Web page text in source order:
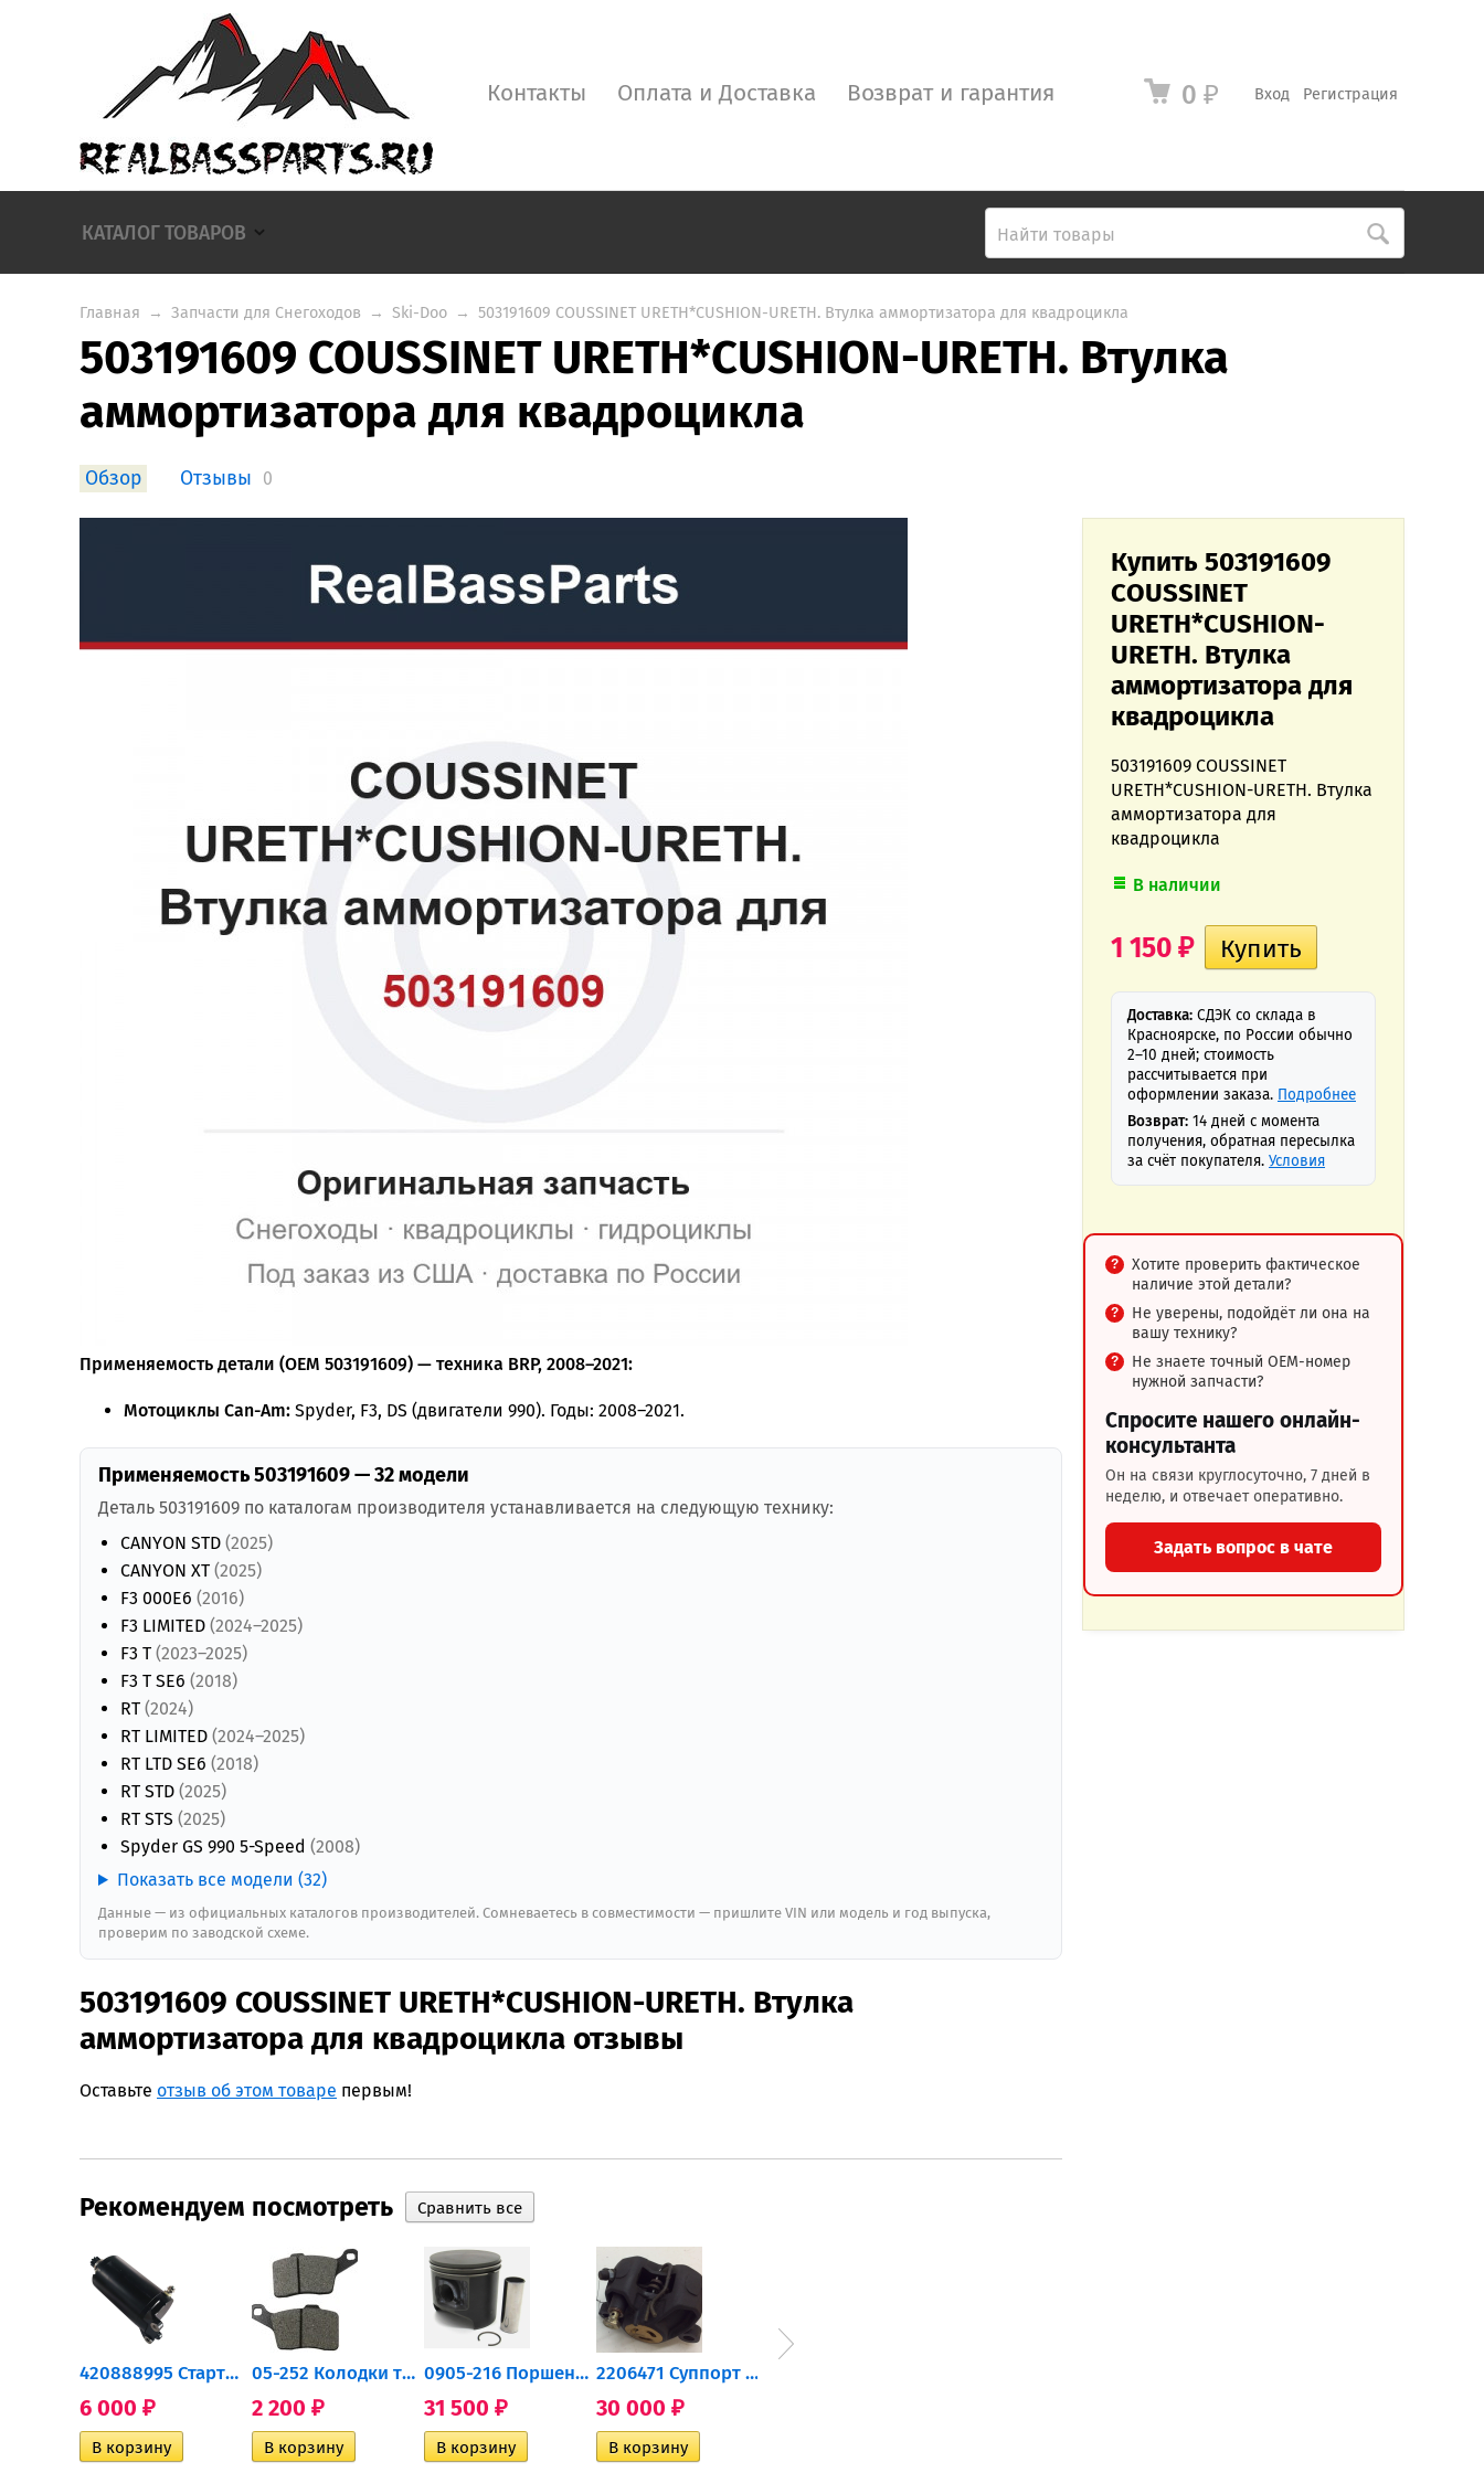
Вход Регистрация
0 ₽
Контакты Оплата и Доставка Возврат и гарантия
КАТАЛОГ ТОВАРОВ
Главная → Запчасти для Снегоходов → Ski-Doo → 503191609 COUSSINET URETH*CUSHION-URETH. Втулка аммортизатора для квадроцикла
503191609 COUSSINET URETH*CUSHION-URETH. Втулка
аммортизатора для квадроцикла
Обзор Отзывы 0
Купить 503191609
COUSSINET
URETH*CUSHION-
URETH. Втулка
аммортизатора для
квадроцикла
503191609 COUSSINET
URETH*CUSHION-URETH. Втулка
аммортизатора для
квадроцикла
В наличии
1 150 ₽
Доставка: СДЭК со склада в
Красноярске, по России обычно
2–10 дней; стоимость
рассчитывается при
оформлении заказа. Подробнее
Возврат: 14 дней с момента
получения, обратная пересылка
за счёт покупателя. Условия
Хотите проверить фактическое
наличие этой детали?
Не уверены, подойдёт ли она на
вашу технику?
Не знаете точный OEM-номер
нужной запчасти?
Спросите нашего онлайн-
консультанта
Он на связи круглосуточно, 7 дней в
неделю, и отвечает оперативно.
Задать вопрос в чате
Применяемость детали (OEM 503191609) — техника BRP, 2008–2021:
Мотоциклы Can-Am: Spyder, F3, DS (двигатели 990). Годы: 2008–2021.
Применяемость 503191609 — 32 модели
Деталь 503191609 по каталогам производителя устанавливается на следующую технику:
CANYON STD (2025)
CANYON XT (2025)
F3 000E6 (2016)
F3 LIMITED (2024–2025)
F3 T (2023–2025)
F3 T SE6 (2018)
RT (2024)
RT LIMITED (2024–2025)
RT LTD SE6 (2018)
RT STD (2025)
RT STS (2025)
Spyder GS 990 5-Speed (2008)
Показать все модели (32)
Данные — из официальных каталогов производителей. Сомневаетесь в совместимости — пришлите VIN или модель и год выпуска,
проверим по заводской схеме.
503191609 COUSSINET URETH*CUSHION-URETH. Втулка
аммортизатора для квадроцикла отзывы
Оставьте отзыв об этом товаре первым!
Рекомендуем посмотреть
420888995 Стартер для...
6 000 ₽
05-252 Колодки тормозные...
2 200 ₽
0905-216 Поршень Arctic Cat...
31 500 ₽
2206471 Суппорт тормозной...
30 000 ₽